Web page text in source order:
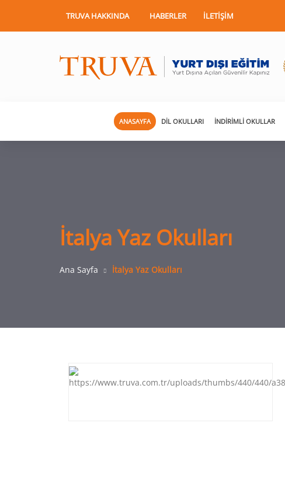
TRUVA HAKKINDA HABERLER İLETIŞIM
ANASAYFA DIL OKULLARI İNDIRIMLI OKULLAR
İtalya Yaz Okulları
Ana Sayfa İtalya Yaz Okulları